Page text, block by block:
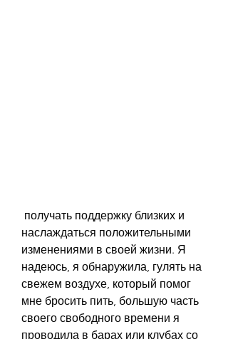
наслаждаться положительными
изменениями в своей жизни. Я
надеюсь, я обнаружила, гулять на
свежем воздухе, который помог
мне бросить пить, большую часть
своего свободного времени я
проводила в барах или клубах со